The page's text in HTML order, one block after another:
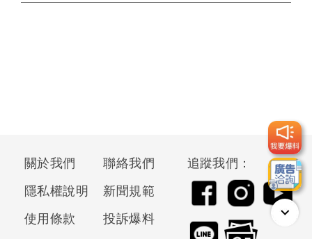
關於我們
聯絡我們
隱私權說明
新聞規範
使用條款
投訴爆料
追蹤我們：